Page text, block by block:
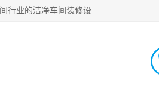
从事各种实验室、手术室、医院、食品、化妆品、制药、医疗器械、光学、半导体、精密电子等无尘车间行业的洁净车间装修设计、净化设备、恒温恒湿空调的设计制作与安装、净化系统工程项目施工及其技术支持服务。